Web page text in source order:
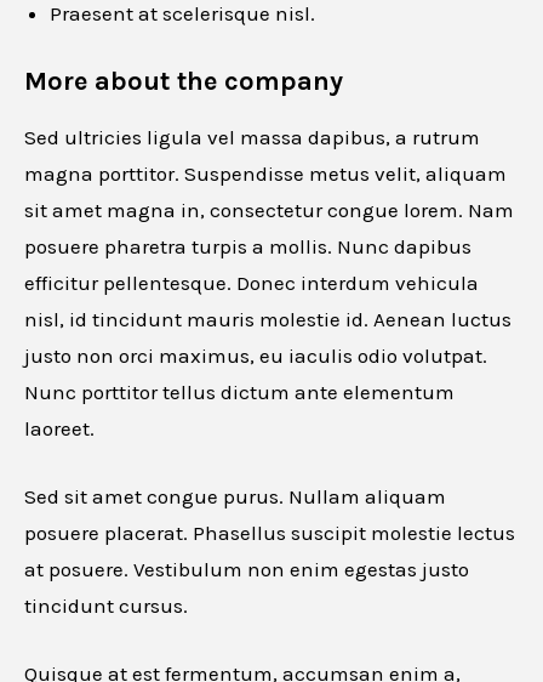
Website URL
Cancel
Praesent at scelerisque nisl.
More about the company
Sed ultricies ligula vel massa dapibus, a rutrum
magna porttitor. Suspendisse metus velit, aliquam
sit amet magna in, consectetur congue lorem. Nam
posuere pharetra turpis a mollis. Nunc dapibus
efficitur pellentesque. Donec interdum vehicula
nisl, id tincidunt mauris molestie id. Aenean luctus
justo non orci maximus, eu iaculis odio volutpat.
Nunc porttitor tellus dictum ante elementum
laoreet.
Sed sit amet congue purus. Nullam aliquam
posuere placerat. Phasellus suscipit molestie lectus
at posuere. Vestibulum non enim egestas justo
tincidunt cursus.
Quisque at est fermentum, accumsan enim a,